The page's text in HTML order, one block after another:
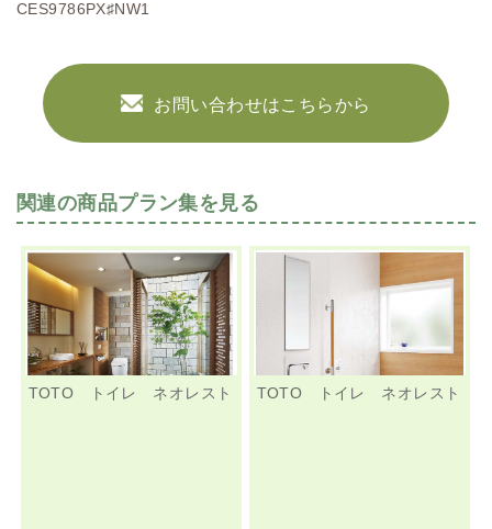
CES9786PX♯NW1
お問い合わせはこちらから
関連の商品プラン集を見る
TOTO トイレ ネオレスト TOTO トイレ ネオレスト